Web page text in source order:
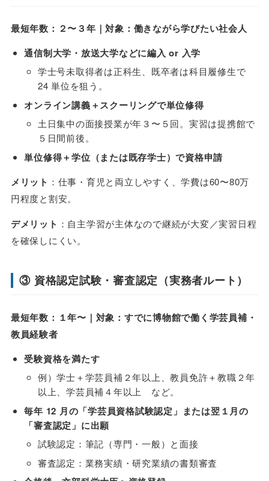
最短年数：２〜３年｜対象：働きながら学びたい社会人
通信制大学・放送大学などに編入 or 入学
学士号未取得者は正科生、既卒者は科目履修生で
24 単位を狙う。
オンライン講義＋スクーリングで単位修得
土日集中の面接授業が年３〜５回。実習は提携館で
５日間前後。
単位修得＋学位（または既存学士）で資格申請
メリット ：仕事・育児と両立しやすく、学費は60〜80万
円程度と割安。
デメリット ：自主学習が主体なので継続が大変／実習日程
を確保しにくい。
③ 資格認定試験・審査認定（実務者ルート）
最短年数：１年〜｜対象：すでに博物館で働く学芸員補・
教員経験者
受験資格を満たす
例）学士＋学芸員補２年以上、教員免許＋教職２年
以上、学芸員補４年以上 など。
毎年 12 月の「学芸員資格試験認定」または翌１月の
「審査認定」に出願
試験認定：筆記（専門・一般）と面接
審査認定：業務実績・研究業績の書類審査